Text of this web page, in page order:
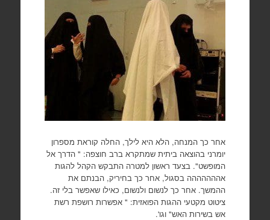
אחר כך המנחה, הלא היא לילך, החלה קוראת מספרון
יומרני בהוצאה ביתית שמתקרא ברב חוצפה: " הדרך אל
המופשט". בצעד ראשון למטרה התבקש הקהל להגות
אההההההה בסגול, אחר כך בחיריק, הבנתם את
ההמשך. אחר כך לנשום ולנשום, כאילו שאפשר בלי זה.
ציטוט מקטעי ההגות הפואזית: " אפשרות רושפת רשת
אש בשירות האש" וגו'.